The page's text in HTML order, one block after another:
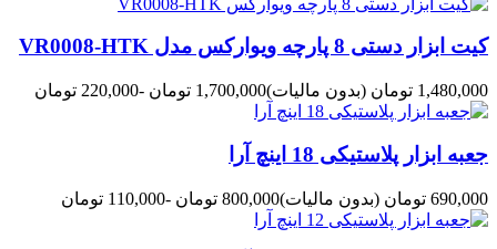
کیت ابزار دستی 8 پارچه ویوارکس مدل VR0008-HTK
1,480,000 تومان (بدون مالیات)1,700,000 تومان -220,000 تومان
جعبه ابزار پلاستیکی 18 اینچ آرا
690,000 تومان (بدون مالیات)800,000 تومان -110,000 تومان